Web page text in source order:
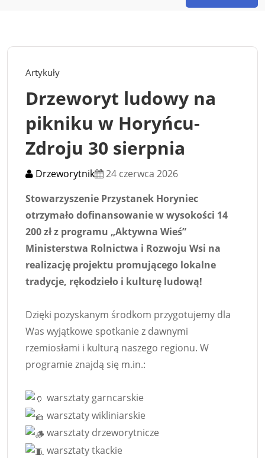
Artykuły
Drzeworyt ludowy na
pikniku w Horyńcu-
Zdroju 30 sierpnia
Drzeworytnik
24 czerwca 2026
Stowarzyszenie Przystanek Horyniec
otrzymało dofinansowanie w wysokości 14
200 zł z programu „Aktywna Wieś”
Ministerstwa Rolnictwa i Rozwoju Wsi na
realizację projektu promującego lokalne
tradycje, rękodzieło i kulturę ludową!
Dzięki pozyskanym środkom przygotujemy dla
Was wyjątkowe spotkanie z dawnymi
rzemiosłami i kulturą naszego regionu. W
programie znajdą się m.in.:
warsztaty garncarskie
warsztaty wikliniarskie
warsztaty drzeworytnicze
warsztaty tkackie